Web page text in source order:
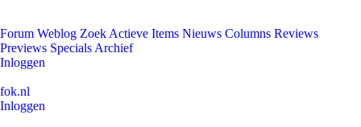
Forum Weblog Zoek Actieve Items Nieuws Columns Reviews
Previews Specials Archief
Inloggen
fok.nl
Inloggen